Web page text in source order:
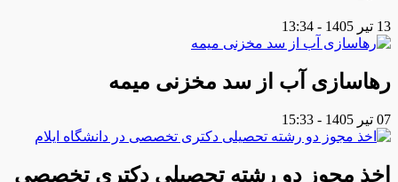
13 تیر 1405 - 13:34
رهاسازی آب از سد مخزنی میمه
07 تیر 1405 - 15:33
اخذ مجوز دو رشته تحصیلی دکتری تخصصی